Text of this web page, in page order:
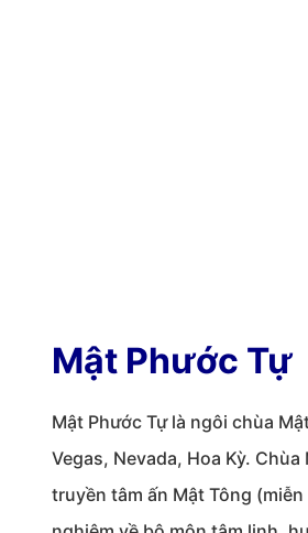
Mật Phước Tự
Mật Phước Tự là ngôi chùa
Vegas, Nevada, Hoa Kỳ.
truyền tâm ấn Mật Tông